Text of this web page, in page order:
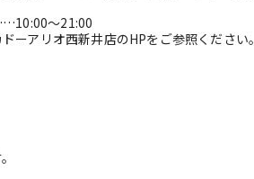
10:00～21:00
ーアリオ西新井店のHPをご参照ください。